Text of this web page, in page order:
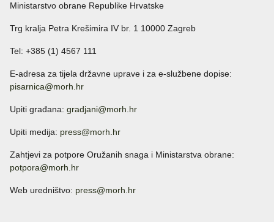
Ministarstvo obrane Republike Hrvatske
Trg kralja Petra Krešimira IV br. 1 10000 Zagreb
Tel: +385 (1) 4567 111
E-adresa za tijela državne uprave i za e-službene dopise:
pisarnica@morh.hr
Upiti građana: gradjani@morh.hr
Upiti medija: press@morh.hr
Zahtjevi za potpore Oružanih snaga i Ministarstva obrane:
potpora@morh.hr
Web uredništvo: press@morh.hr